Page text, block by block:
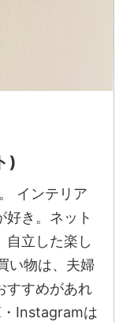
)
インテリア
好き。ネット
自立した楽し
い物は、夫婦
すすめがあれ
Instagramは